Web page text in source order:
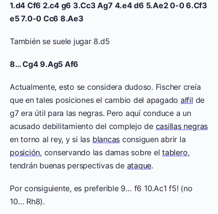
1.d4 Cf6 2.c4 g6 3.Cc3 Ag7 4.e4 d6 5.Ae2 0-0 6.Cf3
e5 7.0-0 Cc6 8.Ae3
También se suele jugar 8.d5
8… Cg4 9.Ag5 Af6
Actualmente, esto se considera dudoso. Fischer creía
que en tales posiciones el cambio del apagado alfil de
g7 era útil para las negras. Pero aquí conduce a un
acusado debilitamiento del complejo de casillas negras
en torno al rey, y si las blancas consiguen abrir la
posición, conservando las damas sobre eltablero,
tendrán buenas perspectivas de ataque.
Por consiguiente, es preferible 9… f6 10.Ac1 f5! (no
10… Rh8).